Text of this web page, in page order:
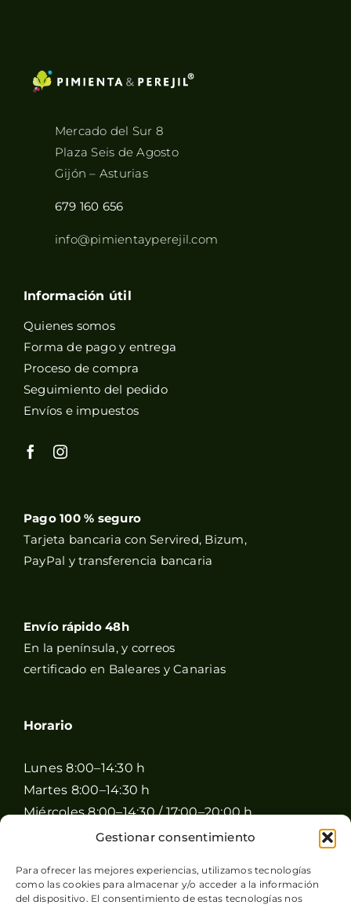
Gestionar consentimiento
Para ofrecer las mejores experiencias, utilizamos tecnologías
como las cookies para almacenar y/o acceder a la información
del dispositivo. El consentimiento de estas tecnologías nos
Mercado del Sur 8
Plaza Seis de Agosto
Gijón – Asturias
679 160 656
info@pimientayperejil.com
Información útil
Quienes somos
Forma de pago y entrega
Proceso de compra
Seguimiento del pedido
Envíos e impuestos
Pago 100 % seguro
Tarjeta bancaria con Servired, Bizum,
PayPal y transferencia bancaria
Envío rápido 48h
En la península, y correos
certificado en Baleares y Canarias
Horario
Lunes 8:00–14:30 h
Martes 8:00–14:30 h
Miércoles 8:00–14:30 / 17:00–20:00 h
Jueves 8:00–14:30 / 17:00–20:00 h
Sábado 8:00–15:00 h
Domingo Cerrado